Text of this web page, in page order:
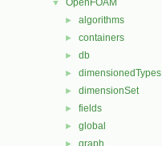
▼ OpenFOAM
► algorithms
► containers
► db
► dimensionedTypes
► dimensionSet
► fields
► global
graph